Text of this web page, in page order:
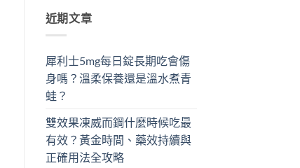
近期文章
犀利士5mg每日錠長期吃會傷
身嗎？溫柔保養還是溫水煮青
蛙？
雙效果凍威而鋼什麼時候吃最
有效？黃金時間、藥效持續與
正確用法全攻略